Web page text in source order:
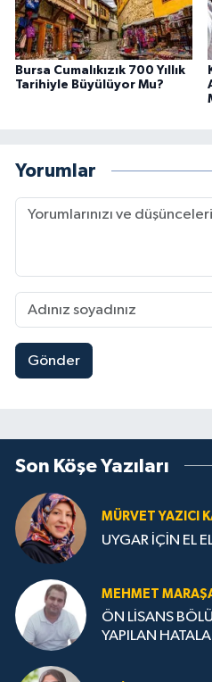
Bursa Cumalıkızık 700 Yıllık
Tarihiyle Büyülüyor Mu?
Yorumlar
Gönder
Son Köşe Yazıları
MÜRVET YAZICI
UYGAR İÇİN EL
MEHMET
ÖN LİSANS
YAPILAN